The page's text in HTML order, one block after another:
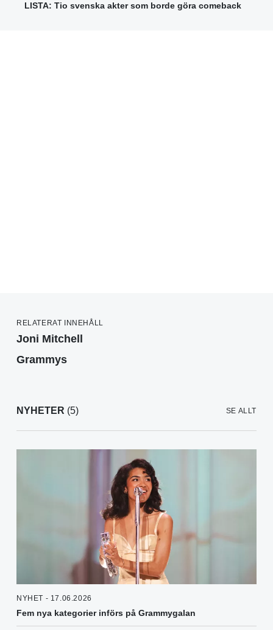
LISTA: Tio svenska akter som borde göra comeback
RELATERAT INNEHÅLL
Joni Mitchell
Grammys
NYHETER (5) SE ALLT
NYHET - 17.06.2026
Fem nya kategorier införs på Grammygalan